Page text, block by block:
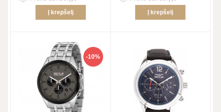
Į krepšelį
Į krepšelį
-10%